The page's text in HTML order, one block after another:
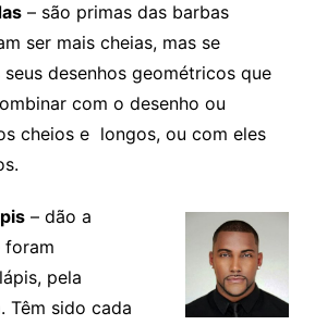
– são primas das barbas
ser mais cheias, mas se
desenhos geométricos que
com o desenho ou
cheios e longos, ou com eles
– dão a
foram
pela
Têm sido cada